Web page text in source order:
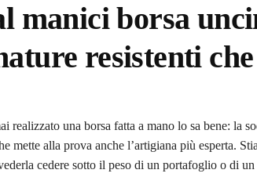
manici borsa
resistenti
realizzato una borsa fatta a mano lo sa bene: la
mette alla prova anche l’artigiana più esperta.
cedere sotto il peso di un portafoglio o di